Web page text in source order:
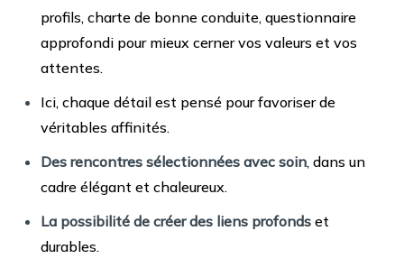
profils, charte de bonne conduite, questionnaire
approfondi pour mieux cerner vos valeurs et vos
attentes.
Ici, chaque détail est pensé pour favoriser de
véritables affinités.
Des rencontres sélectionnées avec soin, dans un
cadre élégant et chaleureux.
La possibilité de créer des liens profonds et
durables.